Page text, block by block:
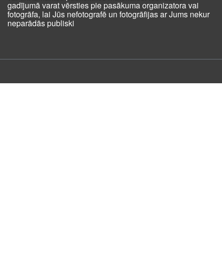
gadījumā varat vērsties pie pasākuma organizatora vai
fotogrāfa, lai Jūs nefotografē un fotogrāfijas ar Jums nekur
neparādās publiski